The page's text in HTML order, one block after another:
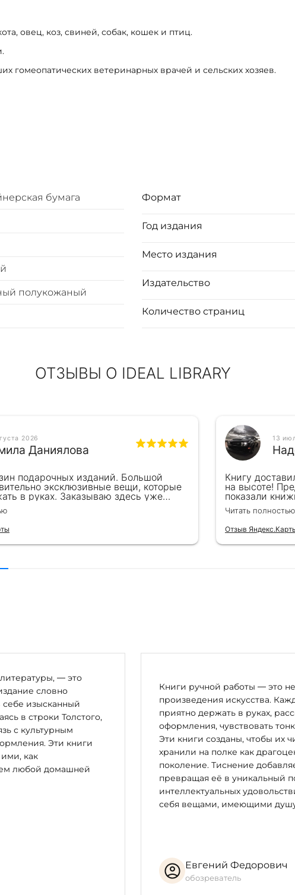
овец, коз, свиней, собак, кошек и птиц.
ветеринарных врачей и сельских хозяев.
бумага
полукожаный
Формат
Год издания
Место издания
Издательство
Количество страниц
ОТЗЫВЫ О IDEAL LIBRARY
2026
Даниялова
подарочных изданий. Большой
эксклюзивные вещи, которые
в руках. Заказываю здесь уже
бизнес-партнеров, всегда всё
общения с консультантами до
книг. Однозначно рекомендую
13
Книгу
на высоте!
показали
подарочек)
Читать полностью
Отзыв
— это
словно
себе изысканный
в строки Толстого,
с культурным
Эти книги
как
любой домашней
Книги ручной работы — это
произведения искусства.
приятно держать в руках,
оформления, чувствовать
Эти книги созданы, чтобы их
хранили на полке как
поколение. Тиснение
превращая её в уникальный
интеллектуальных
себя вещами, имеющими
Евгений Федорович
обозреватель